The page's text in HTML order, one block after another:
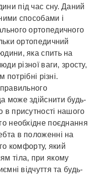
під час сну. Даний
способами і
ортопедичного
ортопедичний
яка спить на
різної ваги, зросту,
потрібні різні.
правильного
може здійснити будь-
в присутності нашого
необхідне поєднання
в положенні на
комфорту, який
тіла, при якому
відчуття та будь-